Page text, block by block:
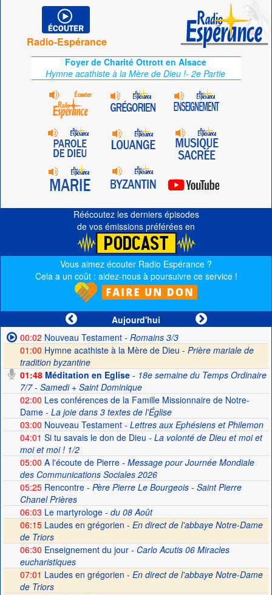
Radio-Espérance
Foyer de Charité Ottrott en Alsace
Hymne acathiste à la Mère de Dieu !- 2e Partie
Réécoutez les derniers épisodes
de vos émissions préférées en
Vous aimez écouter Radio Espérance ?
Cela a un coût : aidez-nous à poursuivre ce service !
Aujourd'hui
00:02 Nouveau Testament- Romains 3/3
01:00 Hymne acathiste à la Mère de Dieu - Prière mariale de
tradition byzantine
01:48Méditation en Eglise- 18e semaine du Temps Ordinaire
7/7 - Samedi + Saint Dominique
02:00 Les conférences de la Famille Missionnaire de Notre-
Dame- La joie dans 3 textes de l'Église
03:00 Nouveau Testament- Lettres aux Ephésiens et Philemon
04:01 Si tu savais le don de Dieu - La volonté de Dieu et moi et
moi et moi ! 1/2
05:00 A l'écoute de Pierre- Message pour Journée Mondiale
des Communications Sociales 2026
05:25Rencontre- Père Pierre Le Bourgeois - Saint Pierre
Chanel Prières
06:03 Le martyrologe- du 08 Août
06:15Laudes en grégorien - En direct de l'abbaye Notre-Dame
de Triors
06:30 Enseignement du jour- Carlo Acutis 06 Miracles
eucharistiques
07:01 Laudes en grégorien - En direct de l'abbaye Notre-Dame
de Triors